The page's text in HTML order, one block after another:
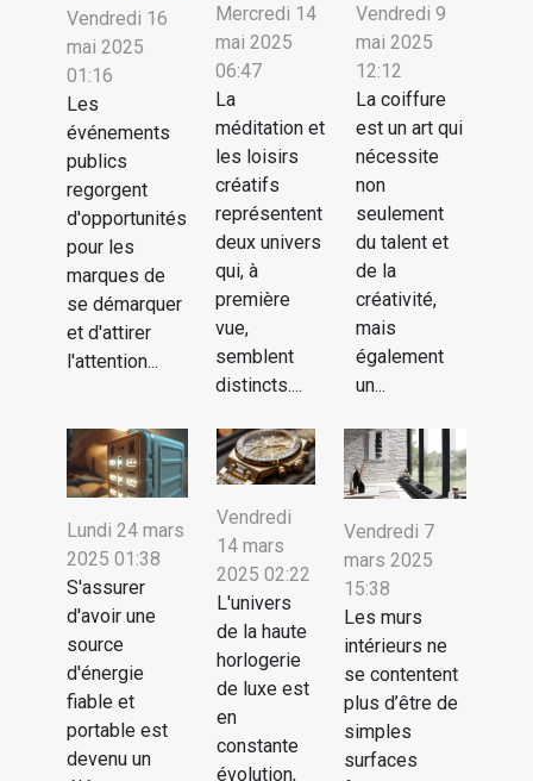
Vendredi 16
mai 2025
01:16
Les
événements
publics
regorgent
d'opportunités
pour les
marques de
se démarquer
et d'attirer
l'attention...
Mercredi 14
mai 2025
06:47
La
méditation et
les loisirs
créatifs
représentent
deux univers
qui, à
première
vue,
semblent
distincts....
Vendredi 9
mai 2025
12:12
La coiffure
est un art qui
nécessite
non
seulement
du talent et
de la
créativité,
mais
également
un...
Lundi 24 mars
2025 01:38
S'assurer
d'avoir une
source
d'énergie
fiable et
portable est
devenu un
Vendredi
14 mars
2025 02:22
L'univers
de la haute
horlogerie
de luxe est
en
constante
évolution,
Vendredi 7
mars 2025
15:38
Les murs
intérieurs ne
se contentent
plus d’être de
simples
surfaces